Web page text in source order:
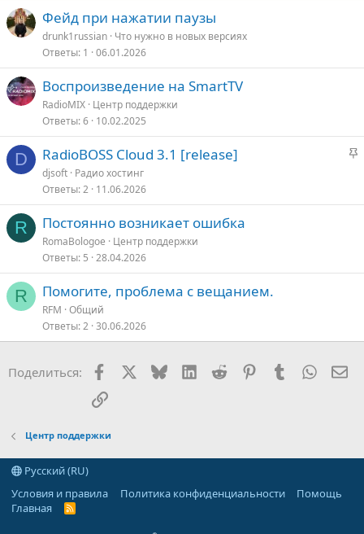
Фейд при нажатии паузы
drunk1russian Что нужно в новых версияx
Ответы 1 06.01.2026
Воспроизведение на SmartTV
RadioMIX Центр поддержки
Ответы 6 10.02.2025
D
З
р
е
RadioBOSS Cloud 3.1 [release]
djsoft Радио хостинг
Ответы 2 11.06.2026
R Постоянно возникает ошибка
RomaBologoe
Центр поддержки
Ответы 5 28.04.2026
R Помогите, проблема с вещанием.
RFM Общий
Ответы 2 30.06.2026
Поделиться: Facebook BlueskyLinkedIn
Reddit PinterestTumblr
Ссылка
Центр поддержки
Русский (RU)
Условия и правила
Политика конфиденциальности
Помощь
Главная
R